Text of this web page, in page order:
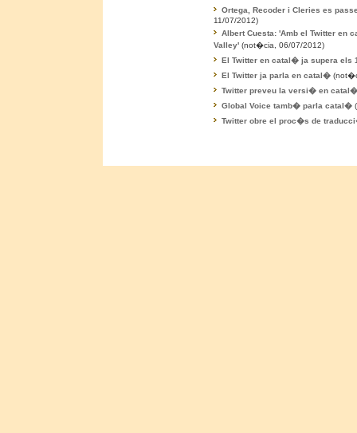
Ortega, Recoder i Cleries es
11/07/2012)
Albert Cuesta: 'Amb el Twitter en
Valley' (not�cia, 06/07/2012)
El Twitter en catal� ja supera els
El Twitter ja parla en catal�
Twitter preveu la versi� en
Global Voice tamb� parla catal�
Twitter obre el proc�s de